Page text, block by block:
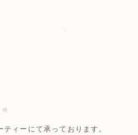
ィーにて承っております。